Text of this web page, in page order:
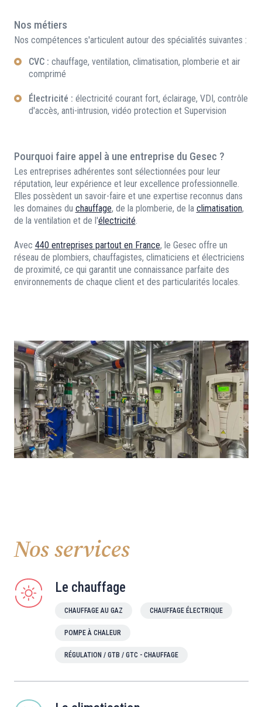
Nos métiers
Nos compétences s'articulent autour des spécialités suivantes :
CVC : chauffage, ventilation, climatisation, plomberie et air
comprimé
Électricité : électricité courant fort, éclairage, VDI, contrôle
d'accès, anti-intrusion, vidéo protection et Supervision
Pourquoi faire appel à une entreprise du Gesec ?
Les entreprises adhérentes sont sélectionnées pour leur
réputation, leur expérience et leur excellence professionnelle.
Elles possèdent un savoir-faire et une expertise reconnus dans
les domaines du chauffage, de la plomberie, de la climatisation,
de la ventilation et de l'électricité.
Avec 440 entreprises partout en France, le Gesec offre un
réseau de plombiers, chauffagistes, climaticiens et électriciens
de proximité, ce qui garantit une connaissance parfaite des
environnements de chaque client et des particularités locales.
Nos services
Le chauffage
CHAUFFAGE AU GAZ CHAUFFAGE ÉLECTRIQUE
POMPE À CHALEUR
RÉGULATION / GTB / GTC - CHAUFFAGE